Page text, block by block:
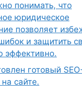
понимать, что
юридическое
позволяет
и защитить
эффективно.
готовый
сайте.